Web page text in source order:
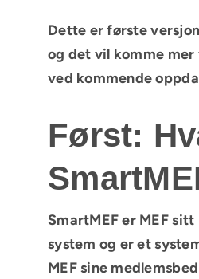
Dette er første
og det vil komme
ved kommende
Først:
SmartMEF er MEF
system og er et
MEF sine